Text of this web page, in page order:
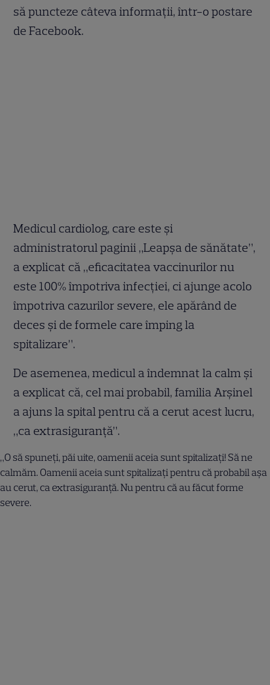
să puncteze câteva informații, într-o postare
de Facebook.
Medicul cardiolog, care este și
administratorul paginii „Leapșa de sănătate”,
a explicat că „eficacitatea vaccinurilor nu
este 100% împotriva infecției, ci ajunge acolo
împotriva cazurilor severe, ele apărând de
deces și de formele care împing la
spitalizare”.
De asemenea, medicul a îndemnat la calm și
a explicat că, cel mai probabil, familia Arșinel
a ajuns la spital pentru că a cerut acest lucru,
„ca extrasiguranță”.
„O să spuneți, păi uite, oamenii aceia sunt spitalizați! Să ne
calmăm. Oamenii aceia sunt spitalizați pentru că probabil așa
au cerut, ca extrasiguranță. Nu pentru că au făcut forme
severe.